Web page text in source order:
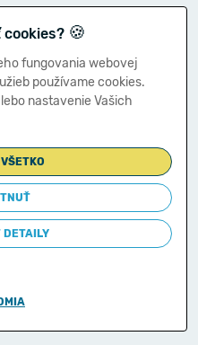
cookies? 🍪
fungovania webovej
používame cookies.
nastavenie Vašich
DETAILY
2026